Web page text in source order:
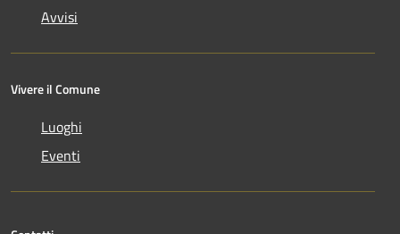
Avvisi
Vivere il Comune
Luoghi
Eventi